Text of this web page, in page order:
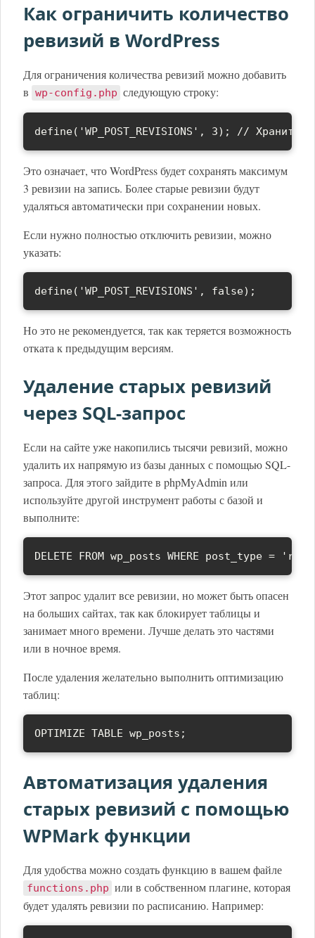
Как ограничить количество
ревизий в WordPress
Для ограничения количества ревизий можно добавить
в wp-config.php следующую строку:
define('WP_POST_REVISIONS', 3); // Хранить
Это означает, что WordPress будет сохранять максимум
3 ревизии на запись. Более старые ревизии будут
удаляться автоматически при сохранении новых.
Если нужно полностью отключить ревизии, можно
указать:
define('WP_POST_REVISIONS', false);
Но это не рекомендуется, так как теряется возможность
отката к предыдущим версиям.
Удаление старых ревизий
через SQL-запрос
Если на сайте уже накопились тысячи ревизий, можно
удалить их напрямую из базы данных с помощью SQL-
запроса. Для этого зайдите в phpMyAdmin или
используйте другой инструмент работы с базой и
выполните:
DELETE FROM wp_posts WHERE post_type =
Этот запрос удалит все ревизии, но может быть опасен
на больших сайтах, так как блокирует таблицы и
занимает много времени. Лучше делать это частями
или в ночное время.
После удаления желательно выполнить оптимизацию
таблиц:
OPTIMIZE TABLE wp_posts;
Автоматизация удаления
старых ревизий с помощью
WPMark функции
Для удобства можно создать функцию в вашем файле
functions.php или в собственном плагине, которая
будет удалять ревизии по расписанию. Например: